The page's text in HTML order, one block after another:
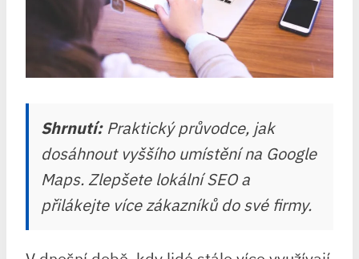
Shrnutí:Praktický průvodce, jak
dosáhnout vyššího umístění na Google
Maps. Zlepšete lokální SEO a
přilákejte více zákazníků do své firmy.